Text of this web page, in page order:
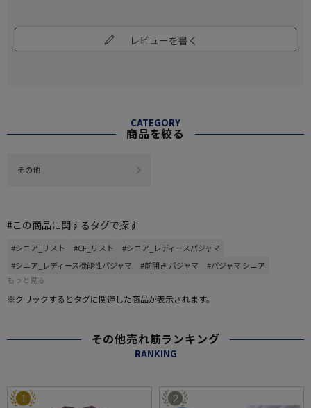
レビューを書く
CATEGORY
商品を絞る
その他
#この商品に関するタグで探す
#シニア_リスト #CF_リスト
#シニア_レディースパジャマ
#シニア_レディース機能性パジャマ
#前開き パジャマ
#パジャマ シニア
もっと見る
※クリックするとタグに関連した商品が表示されます。
その他売れ筋ランキング
RANKING
1 2